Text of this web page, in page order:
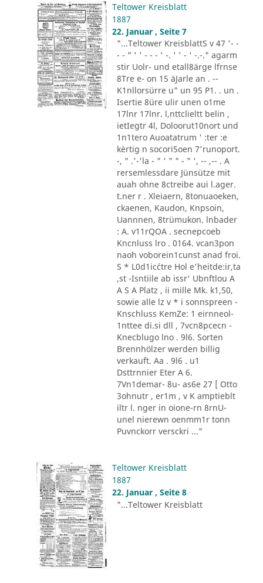
Teltower Kreisblatt
1887
22. Januar , Seite 7
"...Teltower KreisblattS v 47 '- -
- - " ' ' - - - ' -. ' ' - ' -.-." agarm
stir Uolr- und etall8ärge lfrnse
8Tre e- on 15 äJarle an . --
K1nllorsürre u" un 95 P1. . un .
Isertie 8üre ulir unen o1me
17lnr 17lnr. l,nttclieltt belin ,
ietIegtr 4l, Doloorut10nort und
1n1tero Auoatatrum ' :ter :e
kèrtig n socori5oen 7'runoport.
-, " .'-'la - " ' " " - " ', -- ,-- . A
rersemlessdare Jünsütze mit
auah ohne 8ctreibe aui l.ager.
t.ner r . Xleiaern, 8tonuaoeken,
ckaenen, Kaudon, Knpsoin,
Uannnen, 8trümukon. lnbader
: A. v11rQOA . secnepcoeb
Kncnluss lro . 0164. vcan3pon
naoh voborein1cunst anad froi.
S * L0d1ic´ctre Hol e'heitde:ir,ta
,st -Isntiile ab issr' Ubnftlou A
A S A Platz , ii mille Mk. k1,50,
sowie alle lz v * i sonnspreen -
Knschluss KemZe: 1 eirnneol-
1nttee di.si dll , 7vcn8pcecn -
Knecblugo lno . 9l6. Sorten
Brennhölzer werden billig
verkauft. Aa . 9l6 . u1
Dsttrnnier Eter A 6.
7Vn1demar- 8u- as6e 27 [ Otto
3ohnutr , er1m , v K amptieblt
iltr l. nger in oione-rn 8rnU-
unel nierewn oenmm1r tonn
Puvnckorr versckri ..."
Teltower Kreisblatt
1887
22. Januar , Seite 8
"...Teltower Kreisblatt